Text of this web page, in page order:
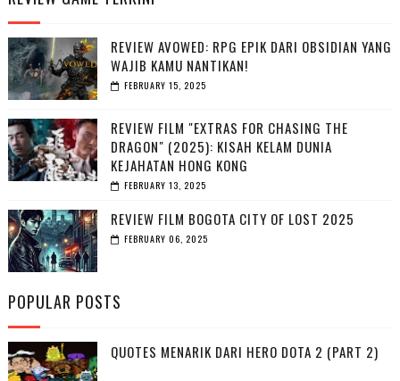
REVIEW AVOWED: RPG EPIK DARI OBSIDIAN YANG
WAJIB KAMU NANTIKAN!
FEBRUARY 15, 2025
REVIEW FILM "EXTRAS FOR CHASING THE
DRAGON" (2025): KISAH KELAM DUNIA
KEJAHATAN HONG KONG
FEBRUARY 13, 2025
REVIEW FILM BOGOTA CITY OF LOST 2025
FEBRUARY 06, 2025
POPULAR POSTS
QUOTES MENARIK DARI HERO DOTA 2 (PART 2)